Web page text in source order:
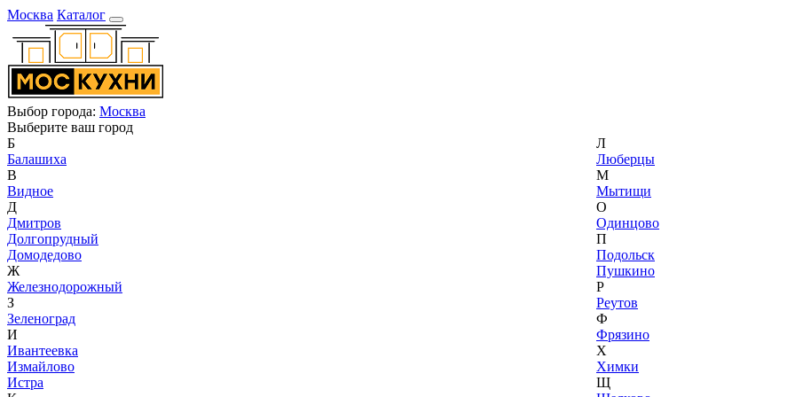
Москва Каталог
Выбор города: Москва
Выберите ваш город
Б
Балашиха
В
Видное
Д
Дмитров
Долгопрудный
Домодедово
Ж
Железнодорожный
З
Зеленоград
И
Ивантеевка
Измайлово
Истра
Л
Люберцы
М
Мытищи
О
Одинцово
П
Подольск
Пушкино
Р
Реутов
Ф
Фрязино
Х
Химки
Щ